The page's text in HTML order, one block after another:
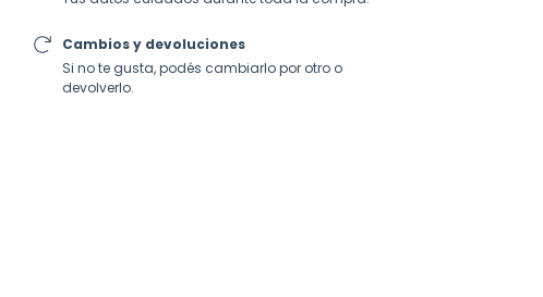
Cambios y devoluciones
Si no te gusta, podés cambiarlo por otro o
devolverlo.